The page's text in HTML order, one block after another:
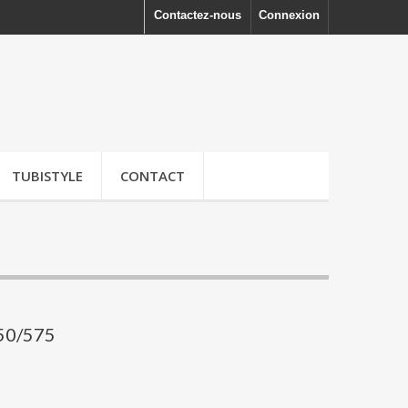
Connexion
Contactez-nous
TUBISTYLE CONTACT
575